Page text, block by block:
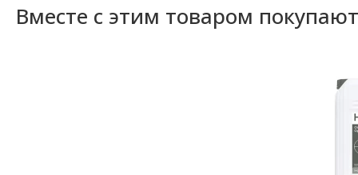
Вместе с этим товаром покупают